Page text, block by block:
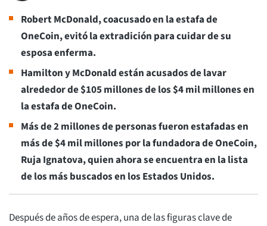
Robert McDonald, coacusado en la estafa de
OneCoin, evitó la extradición para cuidar de su
esposa enferma.
Hamilton y McDonald están acusados de lavar
alrededor de $105 millones de los $4 mil millones en
la estafa de OneCoin.
Más de 2 millones de personas fueron estafadas en
más de $4 mil millones por la fundadora de OneCoin,
Ruja Ignatova, quien ahora se encuentra en la lista
de los más buscados en los Estados Unidos.
Después de años de espera, una de las figuras clave de